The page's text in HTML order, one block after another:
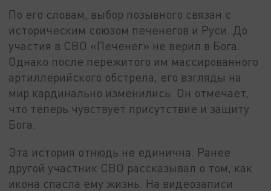
По его словам, выбор позывного связан с
историческим союзом печенегов и Руси. До
участия в СВО «Печенег» не верил в Бога.
Однако после пережитого им массированного
артиллерийского обстрела, его взгляды на
мир кардинально изменились. Он отмечает,
что теперь чувствует присутствие и защиту
Бога.
Эта история отнюдь не единична. Ранее
другой участник СВО рассказывал о том, как
икона спасла ему жизнь. На видеозаписи